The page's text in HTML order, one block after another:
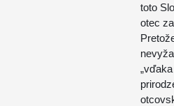
toto
otec